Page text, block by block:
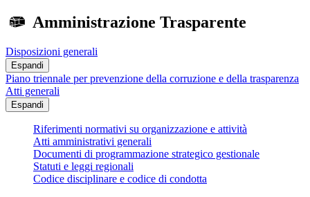
Amministrazione Trasparente
Disposizioni generali
Espandi
Piano triennale per prevenzione della corruzione e della trasparenza
Atti generali
Espandi
Riferimenti normativi su organizzazione e attività
Atti amministrativi generali
Documenti di programmazione strategico gestionale
Statuti e leggi regionali
Codice disciplinare e codice di condotta